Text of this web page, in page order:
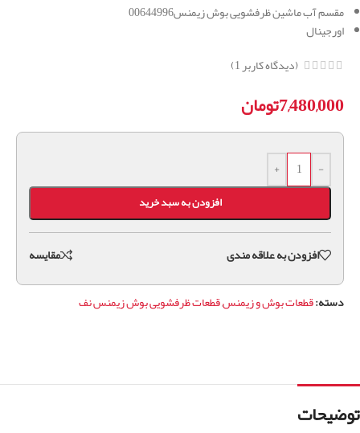
مقسم آب ماشین ظرفشویی بوش زیمنس00644996
اورجینال
(دیدگاه کاربر1
)
7,480,000تومان
-
+
افزودن به سبد خرید
افزودن به علاقه مندی مقايسه
دسته:قطعات بوش و زیمنس,قطعات ظرفشویی بوش زیمنس نف
توضیحات